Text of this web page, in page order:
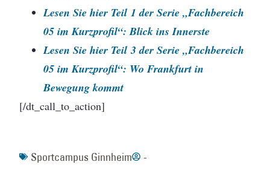
Lesen Sie hier Teil 1 der Serie „Fachbereich
05 im Kurzprofil“: Blick ins Innerste
Lesen Sie hier Teil 3 der Serie „Fachbereich
05 im Kurzprofil“: Wo Frankfurt in
Bewegung kommt
[/dt_call_to_action]
Sportcampus Ginnheim -